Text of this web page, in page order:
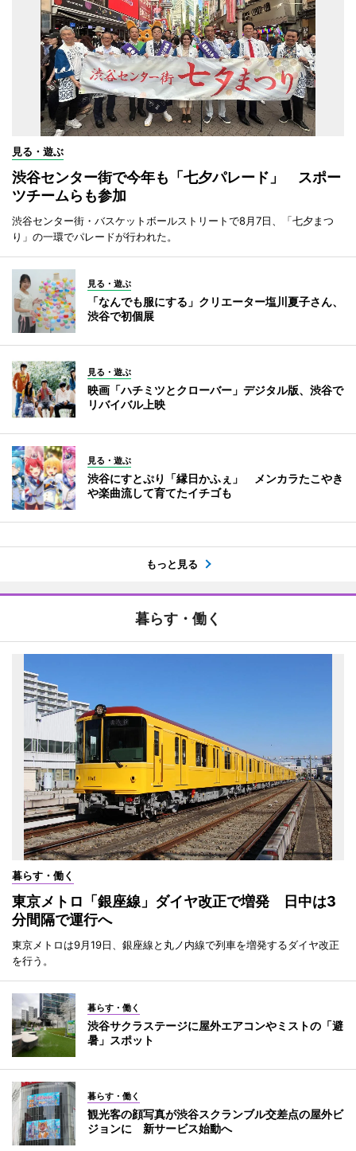
見る・遊ぶ
渋谷センター街で今年も「七夕パレード」 スポー
ツチームらも参加
渋谷センター街・バスケットボールストリートで8月7日、「七夕まつ
り」の一環でパレードが行われた。
見る・遊ぶ
「なんでも服にする」クリエーター塩川夏子さん、
渋谷で初個展
見る・遊ぶ
映画「ハチミツとクローバー」デジタル版、渋谷で
リバイバル上映
見る・遊ぶ
渋谷にすとぷり「縁日かふぇ」 メンカラたこやき
や楽曲流して育てたイチゴも
もっと見る
暮らす・働く
暮らす・働く
東京メトロ「銀座線」ダイヤ改正で増発 日中は3
分間隔で運行へ
東京メトロは9月19日、銀座線と丸ノ内線で列車を増発するダイヤ改正
を行う。
暮らす・働く
渋谷サクラステージに屋外エアコンやミストの「避
暑」スポット
暮らす・働く
観光客の顔写真が渋谷スクランブル交差点の屋外ビ
ジョンに 新サービス始動へ